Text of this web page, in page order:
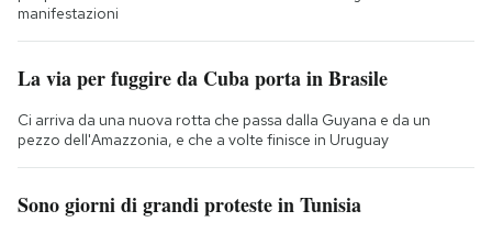
manifestazioni
La via per fuggire da Cuba porta in Brasile
Ci arriva da una nuova rotta che passa dalla Guyana e da un
pezzo dell'Amazzonia, e che a volte finisce in Uruguay
Sono giorni di grandi proteste in Tunisia